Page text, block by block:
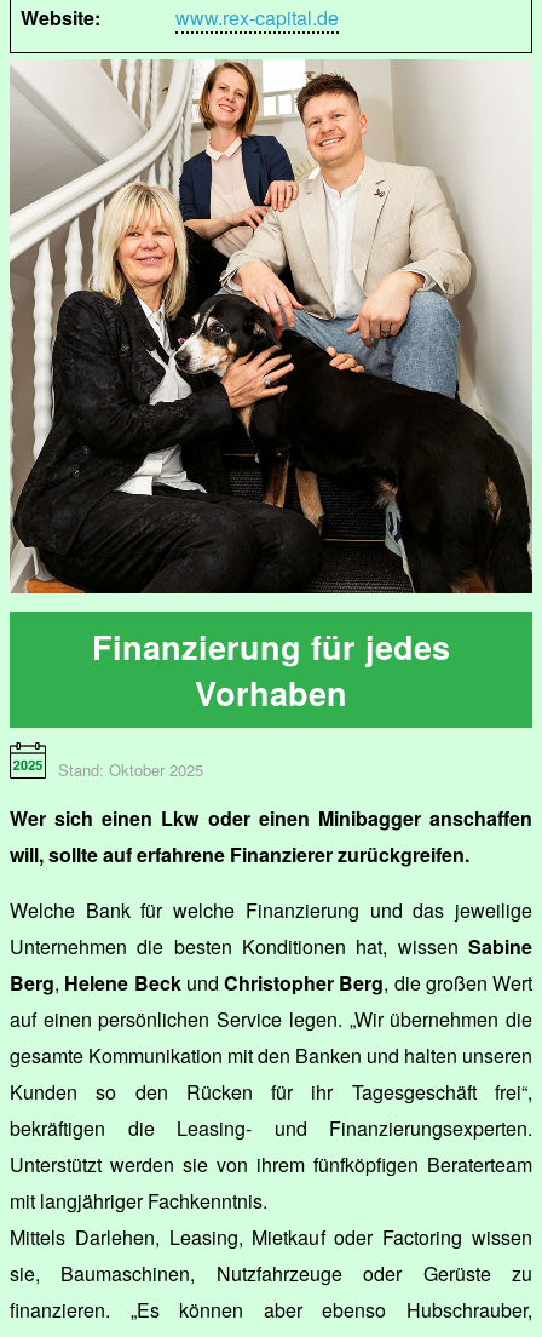
Website:
www.rex-capital.de
Finanzierung für jedes
Vorhaben
Stand: Oktober 2025
Wer sich einen Lkw oder einen Minibagger anschaffen
will, sollte auf erfahrene Finanzierer zurückgreifen.
Welche Bank für welche Finanzierung und das jeweilige
Unternehmen die besten Konditionen hat, wissen Sabine
Berg, Helene Beckund Christopher Berg, die großen Wert
auf einen persönlichen Service legen. „Wir übernehmen die
gesamte Kommunikation mit den Banken und halten unseren
Kunden so den Rücken für ihr Tagesgeschäft frei“,
bekräftigen die Leasing- und Finanzierungsexperten.
Unterstützt werden sie von ihrem fünfköpfigen Beraterteam
mit langjähriger Fachkenntnis.
Mittels Darlehen, Leasing, Mietkauf oder Factoring wissen
sie, Baumaschinen, Nutzfahrzeuge oder Gerüste zu
finanzieren. „Es können aber ebenso Hubschrauber,